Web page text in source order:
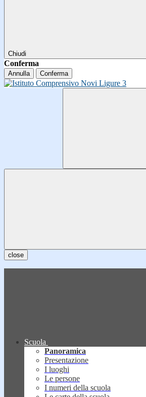
Chiudi
Conferma
Annulla Conferma
close
Scuola
Panoramica
Presentazione
I luoghi
Le persone
I numeri della scuola